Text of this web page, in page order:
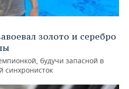
золото и серебро
будучи запасной в
синхронисток